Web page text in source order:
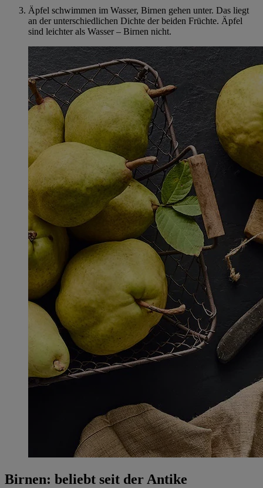
Äpfel schwimmen im Wasser, Birnen gehen unter. Das liegt
an der unterschiedlichen Dichte der beiden Früchte. Äpfel
sind leichter als Wasser – Birnen nicht.
Birnen: beliebt seit der Antike